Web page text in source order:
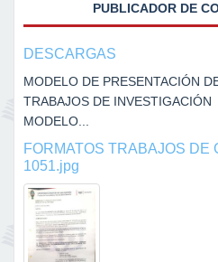
PUBLICADOR DE
DESCARGAS
MODELO DE PRESENTACIÓN
TRABAJOS DE
MODELO...
FORMATOS TRABAJOS DE
1051.jpg